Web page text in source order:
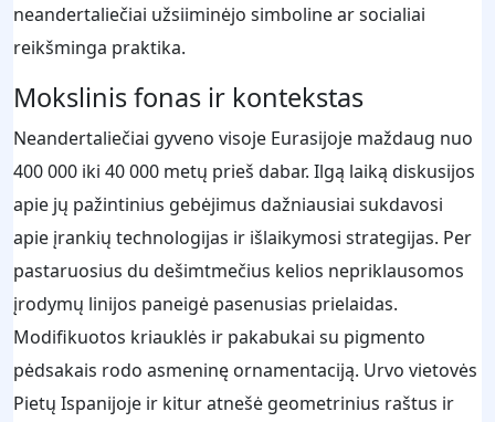
neandertaliečiai užsiiminėjo simboline ar socialiai
reikšminga praktika.
Mokslinis fonas ir kontekstas
Neandertaliečiai gyveno visoje Eurasijoje maždaug nuo
400 000 iki 40 000 metų prieš dabar. Ilgą laiką diskusijos
apie jų pažintinius gebėjimus dažniausiai sukdavosi
apie įrankių technologijas ir išlaikymosi strategijas. Per
pastaruosius du dešimtmečius kelios nepriklausomos
įrodymų linijos paneigė pasenusias prielaidas.
Modifikuotos kriauklės ir pakabukai su pigmento
pėdsakais rodo asmeninę ornamentaciją. Urvo vietovės
Pietų Ispanijoje ir kitur atnešė geometrinius raštus ir